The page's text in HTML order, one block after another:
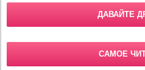
ДАВАЙТЕ
САМОЕ
Как расслабиться